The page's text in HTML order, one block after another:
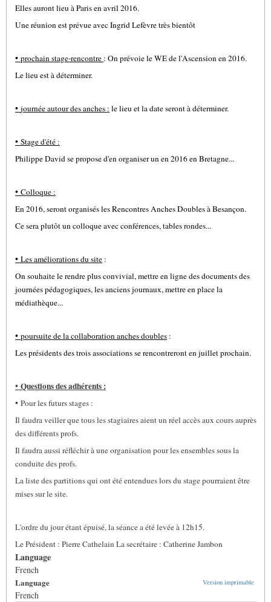
Elles auront lieu à Paris en avril 2016.
Une réunion est prévue avec Ingrid Lefèvre très bientôt
• prochain stage-rencontre : On prévoie le WE de l'Ascension en 2016.
Le lieu est à déterminer.
• journée autour des anches : le lieu et la date seront à déterminer.
• Stage d'été :
Philippe David se propose d'en organiser un en 2016 en Bretagne...
• Colloque :
En 2016, seront organisés les Rencontres Anches Doubles à Besançon.
Ce sera plutôt un colloque avec conférences, tables rondes...
• Les améliorations du site :
On souhaite le rendre plus convivial, mettre en ligne des documents des
journées pédagogiques, les anciens journaux, mettre en place la
médiathèque...
• poursuite de la collaboration anches doubles :
Les présidents des trois associations se rencontreront en juillet prochain.
• Questions des adhérents :
• Pour les futurs stages :
Il faudra veiller que tous les stagiaires aient un réel accès aux cours auprès
des différents profs.
Il faudra aussi réfléchir à une organisation pour les ensembles sous la
conduite des profs.
La liste des partitions qui ont été entendues lors du stage pourraient être
mises sur le site.
L'ordre du jour étant épuisé, la séance a été levée à 12h15.
Le Président : Pierre Cathelain La secrétaire : Catherine Jambon
Language
French
Version imprimable
Language
French